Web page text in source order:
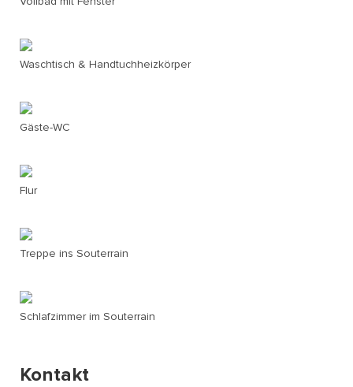
Waschtisch & Handtuchheizkörper
Gäste-WC
Flur
Treppe ins Souterrain
Schlafzimmer im Souterrain
Kontakt